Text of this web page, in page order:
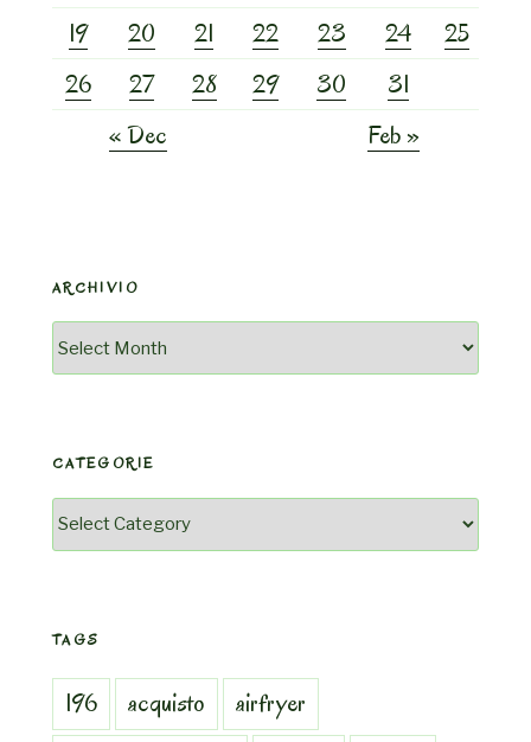
19
20 21 22 23 24
25
26
27 28 29 30
31
« Dec
Feb »
ARCHIVIO
Archivio
CATEGORIE
Categorie
TAGS
196 acquisto
airfryer